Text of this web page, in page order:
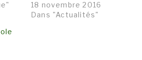
18 novembre 2016
Dans "Actualités"